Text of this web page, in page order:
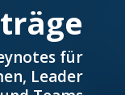
für
Leader